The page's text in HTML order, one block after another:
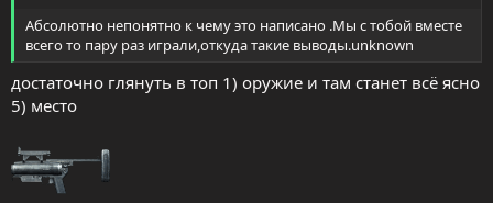
Абсолютно непонятно к чему это написано .Мы с тобой вместе
всего то пару раз играли,откуда такие выводы.unknown
достаточно глянуть в топ 1) оружие и там станет всё ясно
5) место